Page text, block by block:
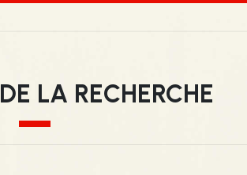
LA RECHERCHE